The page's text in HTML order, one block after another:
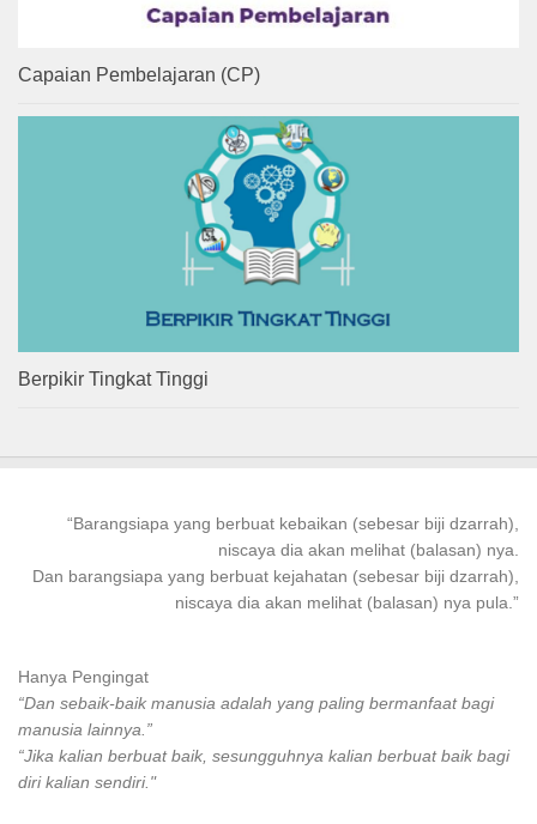
Capaian Pembelajaran (CP)
Berpikir Tingkat Tinggi
“Barangsiapa yang berbuat kebaikan (sebesar biji dzarrah),
niscaya dia akan melihat (balasan) nya.
Dan barangsiapa yang berbuat kejahatan (sebesar biji dzarrah),
niscaya dia akan melihat (balasan) nya pula.”
Hanya Pengingat
“Dan sebaik-baik manusia adalah yang paling bermanfaat bagi
manusia lainnya.”
“Jika kalian berbuat baik, sesungguhnya kalian berbuat baik bagi
diri kalian sendiri."